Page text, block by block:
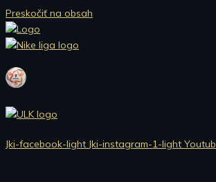
Preskočiť na obsah
Jki-facebook-light Jki-instagram-1-light